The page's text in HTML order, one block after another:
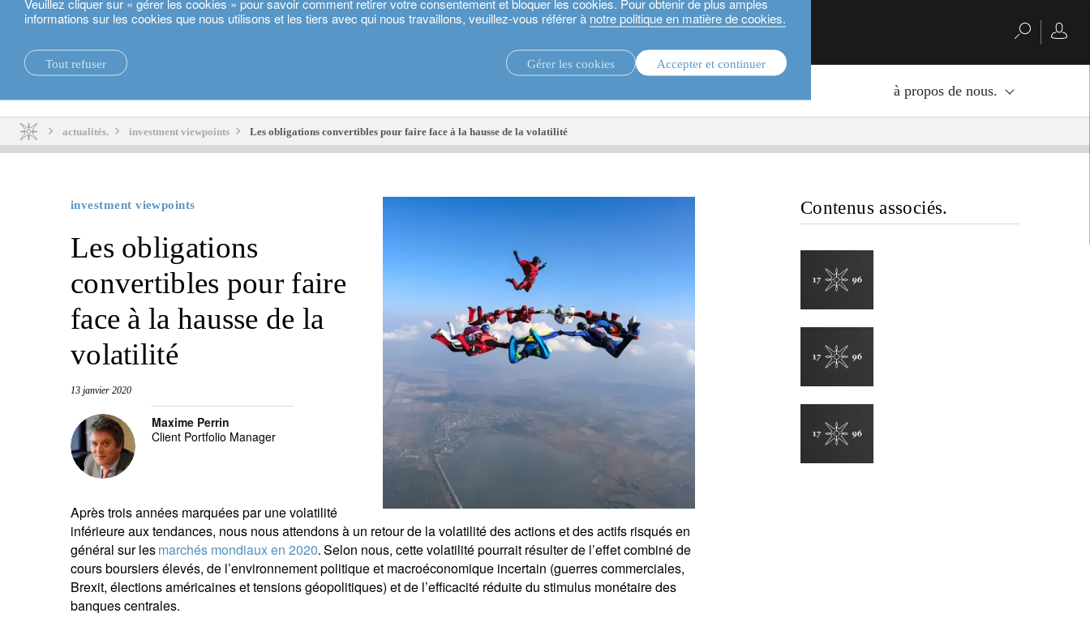
informations sur les cookies que nous utilisons et les tiers avec qui nous travaillons, veuillez-vous référer à notre politique en matière de cookies.
Tout refuser Gérer les cookies Accepter et continuer
à propos de nous.
actualités. investment viewpoints Les obligations convertibles pour faire face à la hausse de la volatilité
investment viewpoints
Les obligations
convertibles pour faire
face à la hausse de la
volatilité
13 janvier 2020
Maxime Perrin
Client Portfolio Manager
Après trois années marquées par une volatilité
inférieure aux tendances, nous nous attendons à un retour de la volatilité des actions et des actifs risqués en
général sur lesmarchés mondiaux en 2020. Selon nous, cette volatilité pourrait résulter de l’effet combiné de
cours boursiers élevés, de l’environnement politique et macroéconomique incertain (guerres commerciales,
Brexit, élections américaines et tensions géopolitiques) et de l’efficacité réduite du stimulus monétaire des
banques centrales.
Contenus associés.